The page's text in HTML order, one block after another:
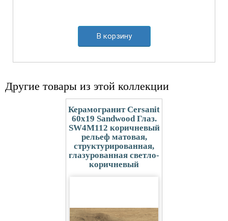
В корзину
Другие товары из этой коллекции
Керамогранит Cersanit
60x19 Sandwood Глаз.
SW4M112 коричневый
рельеф матовая,
структурированная,
глазурованная светло-
коричневый